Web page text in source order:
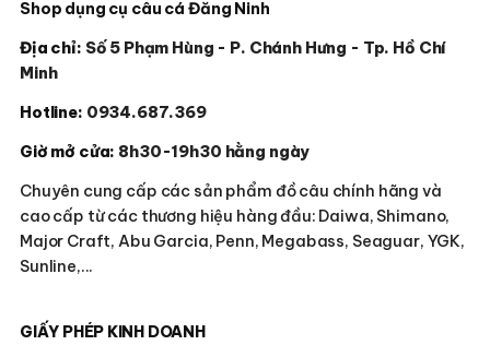
Shop dụng cụ câu cá Đăng Ninh
Địa chỉ: Số 5 Phạm Hùng - P. Chánh Hưng - Tp. Hồ Chí
Minh
Hotline: 0934.687.369
Giờ mở cửa: 8h30-19h30 hằng ngày
Chuyên cung cấp các sản phẩm đồ câu chính hãng và
cao cấp từ các thương hiệu hàng đầu: Daiwa, Shimano,
Major Craft, Abu Garcia, Penn, Megabass, Seaguar, YGK,
Sunline,...
GIẤY PHÉP KINH DOANH